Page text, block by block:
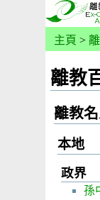
主頁 >
離教
離教
本地
政界
孫